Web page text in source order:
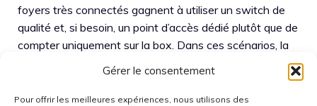
Gérer le consentement
Pour offrir les meilleures expériences, nous utilisons des
foyers très connectés gagnent à utiliser un switch de
qualité et, si besoin, un point d’accès dédié plutôt que de
compter uniquement sur la box. Dans ces scénarios, la